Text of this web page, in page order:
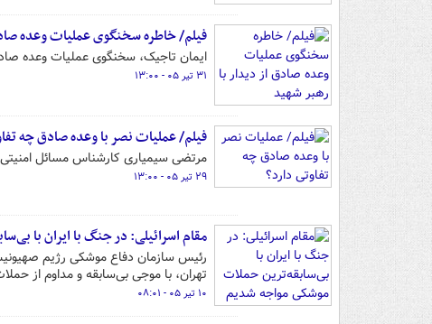
فیلم/ خاطره سخنگوی عملیات وعده
ایمان تاجیک، سخنگوی عملیات وعده
۳۱ تیر ۰۵ - ۱۳:۰۰
فیلم/ عملیات نصر با وعده صادق چه
مرتضی سیمیاری کارشناس مسائل امنیتی
۲۹ تیر ۰۵ - ۱۳:۰۰
مقام اسرائیلی: در جنگ با ایران با
رئیس سازمان دفاع موشکی رژیم
تهران، با موجی بی‌سابقه و مداوم از
۱۰ تیر ۰۵ - ۰۸:۰۱